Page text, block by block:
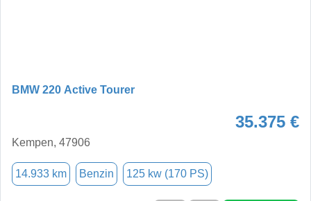
BMW 220 Active Tourer
35.375 €
Kempen, 47906
14.933 km Benzin 125 kw (170 PS)